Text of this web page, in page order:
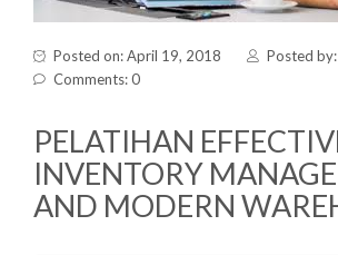
Posted on: April 19, 2018 Posted by:
Comments: 0
PELATIHAN
INVENTORY
AND MODERN